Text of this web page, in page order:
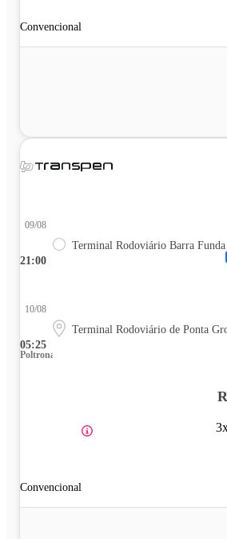
Convencional
21:00
09/08
Terminal Rodoviário Barra Funda
05:25
10/08
Terminal Rodoviário de Ponta
Poltrona
Convencional